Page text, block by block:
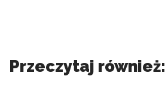
Przeczytaj również: